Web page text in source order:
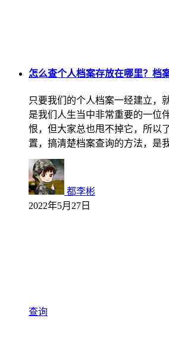
怎么查个人档案存放在哪里？档
只要我们的个人档案一经建立，
是我们人生当中非常重要的一位
恨，但大家总也甩不掉它，所以
置，搞清楚档案查询的方法，是
都李彬
2022年5月27日
查询